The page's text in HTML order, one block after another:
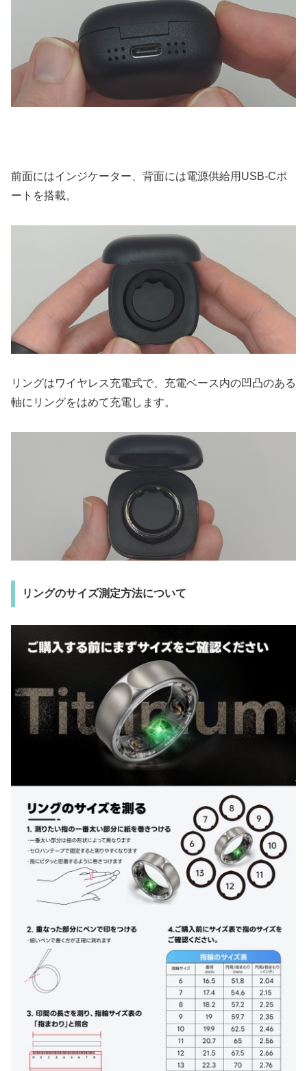
前面にはインジケーター、背面には電源供給用USB-Cポ
ートを搭載。
リングはワイヤレス充電式で、充電ベース内の凹凸のある
軸にリングをはめて充電します。
リングのサイズ測定方法について